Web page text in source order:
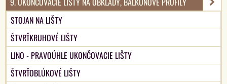
STOJAN NA LIŠTY
ŠTVRŤKRUHOVÉ LIŠTY
LINO - PRAVOÚHLE UKONČOVACIE LIŠTY
ŠTVRŤOBLÚKOVÉ LIŠTY